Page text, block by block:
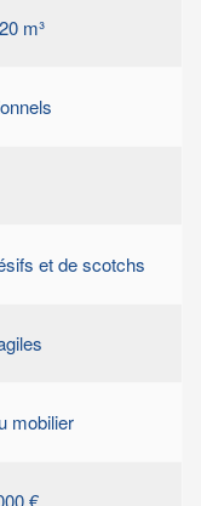
m³
et de scotchs
mobilier
€